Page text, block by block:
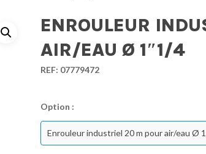
ENROULEUR
AIR/EAU Ø 1″1/4
REF: 07779472
Option :
Enrouleur industriel 20 m pour air/eau Ø